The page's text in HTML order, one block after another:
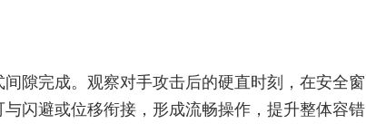
隙完成。观察对手攻击后的硬直时刻，在安全窗
闪避或位移衔接，形成流畅操作，提升整体容错